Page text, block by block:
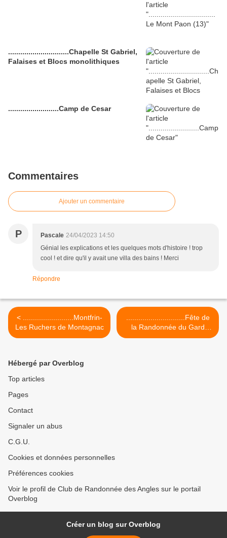
..............................Chapelle St Gabriel,
Falaises et Blocs monolithiques
.........................Camp de Cesar
Commentaires
Ajouter un commentaire
P Pascale 24/04/2023 14:50
Génial les explications et les quelques mots d'histoire ! trop
cool ! et dire qu'il y avait une villa des bains ! Merci
Répondre
< .........................Montfrin-
Les Ruchers de Montagnac
.............................Fête de
la Randonnée du Gard
2023 >
Hébergé par Overblog
Top articles
Pages
Contact
Signaler un abus
C.G.U.
Cookies et données personnelles
Préférences cookies
Voir le profil de Club de Randonnée des Angles sur le portail
Overblog
Créer un blog sur Overblog